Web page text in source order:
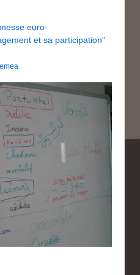
euro-
et sa participation”